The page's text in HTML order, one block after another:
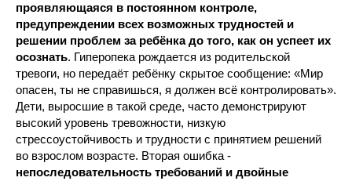
проявляющаяся в постоянном контроле,
предупреждении всех возможных трудностей и
решении проблем за ребёнка до того, как он успеет их
осознать. Гиперопека рождается из родительской
тревоги, но передаёт ребёнку скрытое сообщение: «Мир
опасен, ты не справишься, я должен всё контролировать».
Дети, выросшие в такой среде, часто демонстрируют
высокий уровень тревожности, низкую
стрессоустойчивость и трудности с принятием решений
во взрослом возрасте. Вторая ошибка -
непоследовательность требований и двойные